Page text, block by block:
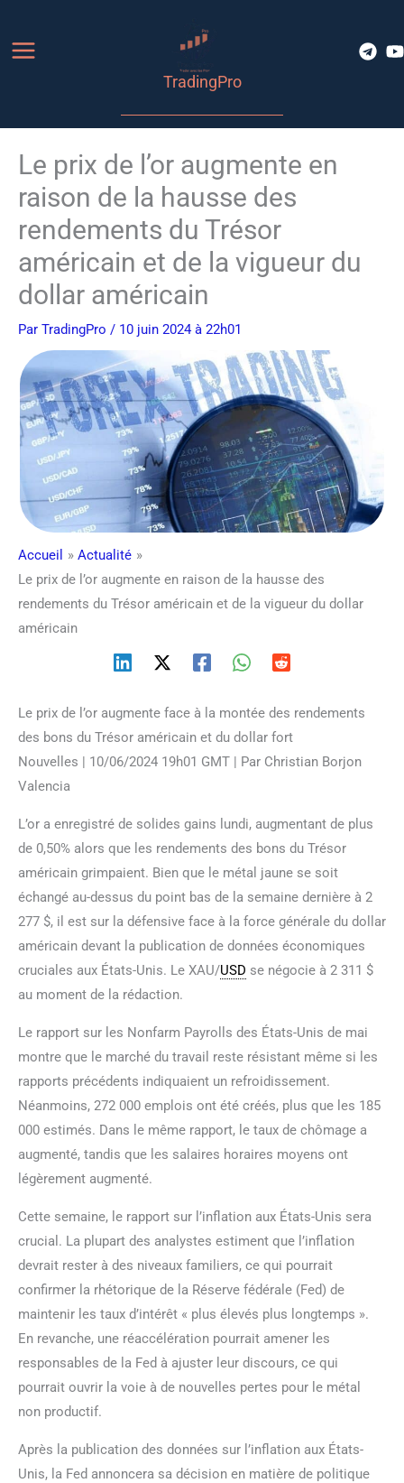
contenu
TradingPro
Le prix de l’or augmente en
raison de la hausse des
rendements du Trésor
américain et de la vigueur du
dollar américain
Par TradingPro / 10 juin 2024 à 22h01
Accueil
Actualité
Le prix de l’or augmente en raison de la hausse des
rendements du Trésor américain et de la vigueur du dollar
américain
Le prix de l’or augmente face à la montée des rendements
des bons du Trésor américain et du dollar fort
Nouvelles | 10/06/2024 19h01 GMT | Par Christian Borjon
Valencia
L’or a enregistré de solides gains lundi, augmentant de plus
de 0,50% alors que les rendements des bons du Trésor
américain grimpaient. Bien que le métal jaune se soit
échangé au-dessus du point bas de la semaine dernière à 2
277 $, il est sur la défensive face à la force générale du dollar
américain devant la publication de données économiques
cruciales aux États-Unis. Le XAU/USD se négocie à 2 311 $
au moment de la rédaction.
Le rapport sur les Nonfarm Payrolls des États-Unis de mai
montre que le marché du travail reste résistant même si les
rapports précédents indiquaient un refroidissement.
Néanmoins, 272 000 emplois ont été créés, plus que les 185
000 estimés. Dans le même rapport, le taux de chômage a
augmenté, tandis que les salaires horaires moyens ont
légèrement augmenté.
Cette semaine, le rapport sur l’inflation aux États-Unis sera
crucial. La plupart des analystes estiment que l’inflation
devrait rester à des niveaux familiers, ce qui pourrait
confirmer la rhétorique de la Réserve fédérale (Fed) de
maintenir les taux d’intérêt « plus élevés plus longtemps ».
En revanche, une réaccélération pourrait amener les
responsables de la Fed à ajuster leur discours, ce qui
pourrait ouvrir la voie à de nouvelles pertes pour le métal
non productif.
Après la publication des données sur l’inflation aux États-
Unis, la Fed annoncera sa décision en matière de politique